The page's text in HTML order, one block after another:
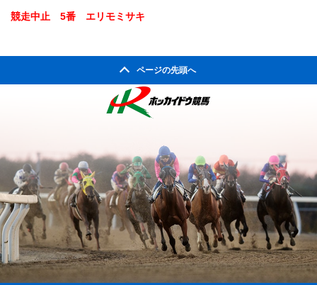
競走中止 5番 エリモミサキ
ページの先頭へ